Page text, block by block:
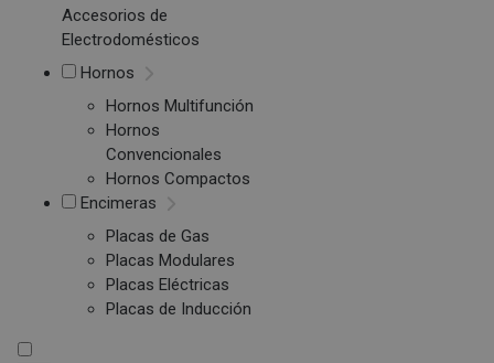
Accesorios de
Electrodomésticos
Hornos
Hornos Multifunción
Hornos
Convencionales
Hornos Compactos
Encimeras
Placas de Gas
Placas Modulares
Placas Eléctricas
Placas de Inducción